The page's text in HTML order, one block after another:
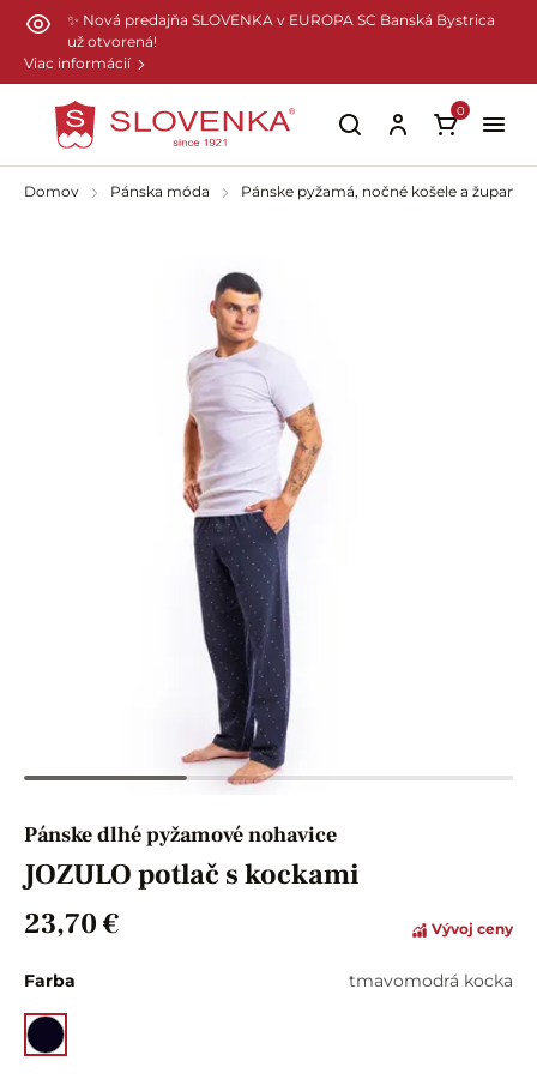
Preskočiť na hlavný obsah
✨ Nová predajňa SLOVENKA v EUROPA SC Banská Bystrica
už otvorená!
Viac informácií
0
Domov Pánska móda Pánske pyžamá, nočné košele a župany
Pánske dlhé pyžamové nohavice
JOZULO potlač s kockami
23,70 €
Vývoj ceny
Farba tmavomodrá kocka